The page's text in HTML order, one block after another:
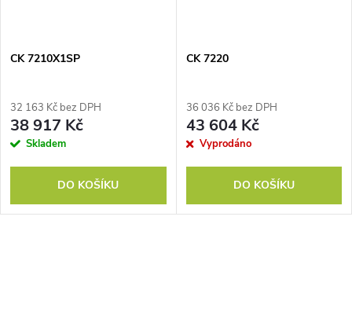
CK 7210X1SP
32 163 Kč bez DPH
38 917 Kč
Skladem
DO KOŠÍKU
CK 7220
36 036 Kč bez DPH
43 604 Kč
Vyprodáno
DO KOŠÍKU